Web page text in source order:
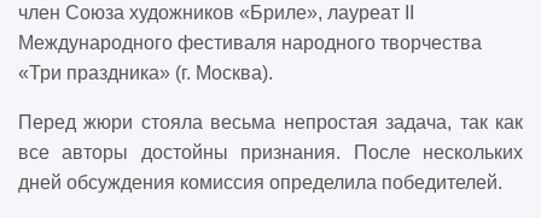
член Союза художников «Бриле», лауреат
Международного фестиваля народного творчества
«Три праздника» (г. Москва).
Перед жюри стояла весьма непростая задача, так как
все авторы достойны признания. После нескольких
дней обсуждения комиссия определила победителей.